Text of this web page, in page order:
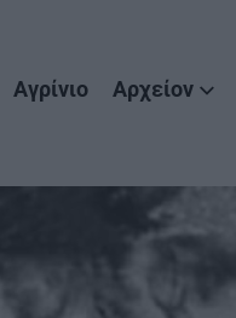
Αγρίνιο Αρχείον